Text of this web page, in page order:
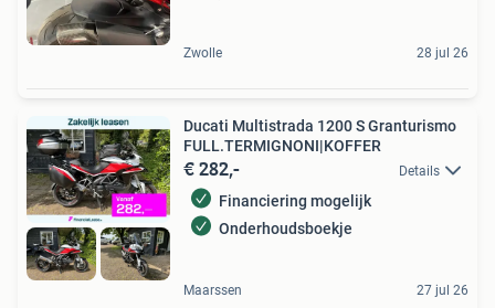
Zwolle 28 jul 26
Ducati Multistrada 1200 S Granturismo
FULL.TERMIGNONI|KOFFER
€ 282,- Details
Financiering mogelijk
Onderhoudsboekje
Maarssen 27 jul 26